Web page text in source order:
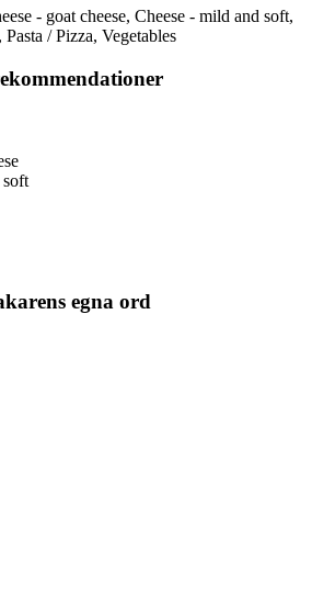
- goat cheese, Cheese - mild and soft,
/ Pizza, Vegetables
soft
egna ord